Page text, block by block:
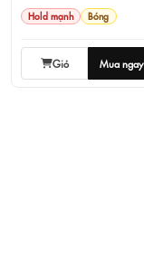
Hold mạnh Bóng
Giỏ Mua ngay